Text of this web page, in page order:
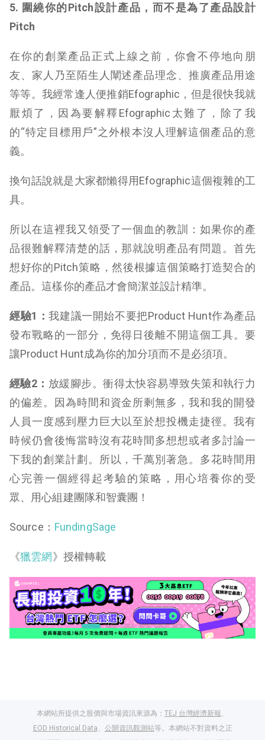
5. 圍繞你的Pitch設計產品，而不是為了產品設計
Pitch
在你的創業產品正式上線之前，你會不停地向朋
友、家人乃至陌生人闡述產品理念、推廣產品用途
等等。我經常逢人便推銷Efographic，但是很快我就
厭煩了，因為要解釋Efographic太難了，除了我
的“特定目標用戶”之外根本沒人理解這個產品的意
義。
換句話說就是大家都懶得用Efographic這個複雜的工
具。
所以在這裡我又領受了一個血的教訓：如果你的產
品很難解釋清楚的話，那就說明產品有問題。首先
想好你的Pitch策略，然後根據這個策略打造契合的
產品。這樣你的產品才會簡潔並設計精準。
經驗1 ：我建議一開始不要把Product Hunt作為產品
發布戰略的一部分，免得日後離不開這個工具。要
讓Product Hunt成為你的加分項而不是必須項。
經驗2 ： 放緩腳步。衝得太快容易導致失策和執行力
的偏差。因為時間和資金所剩無多，我和我的開發
人員一度感到壓力巨大以至於想投機走捷徑。我有
時候仍會後悔當時沒有花時間多想想或者多討論一
下我的創業計劃。所以，千萬別著急。多花時間用
心完善一個經得起考驗的策略，用心培養你的受
眾、用心組建團隊和智囊團！
Source： FundingSage
《獵雲網》授權轉載
本網站所提供之股價與市場資訊來源為： TEJ 台灣經濟新報、
EOD Historical Data、 公開資訊觀測站等。本網站不對資料之正